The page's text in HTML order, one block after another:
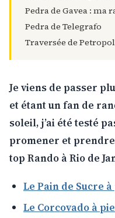
Pedra de Gavea : ma
Pedra de Telegrafo
Traversée de
Je viens de passer
et étant un fan de
soleil, j’ai été testé
promener et
top Rando à Rio de
Le Pain de Sucre
Le Corcovado à